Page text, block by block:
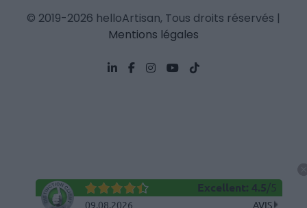
© 2019-2026 helloArtisan, Tous droits réservés |
Mentions légales
Excellent: 4.5/5
09.08.2026 AVIS